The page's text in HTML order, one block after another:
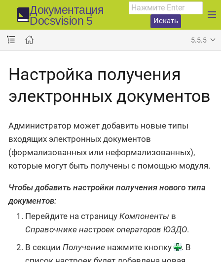
Документация
Docsvision 5
Искать
5.5.5
Настройка получения
электронных документов
Администратор может добавить новые типы
входящих электронных документов
(формализованных или неформализованных),
которые могут быть получены с помощью модуля.
Чтобы добавить настройки получения нового типа
документов:
Перейдите на страницу Компоненты в
Справочнике настроек операторов ЮЗДО.
В секции Получение нажмите кнопку
. В